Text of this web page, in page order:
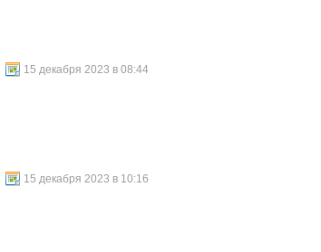
15 декабря 2023 в 08:44
15 декабря 2023 в 10:16